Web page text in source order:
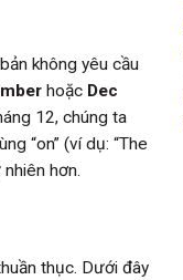
không yêu cầu
hoặc Dec
12, chúng ta
“on” (ví dụ: “The
hơn.
thục. Dưới đây